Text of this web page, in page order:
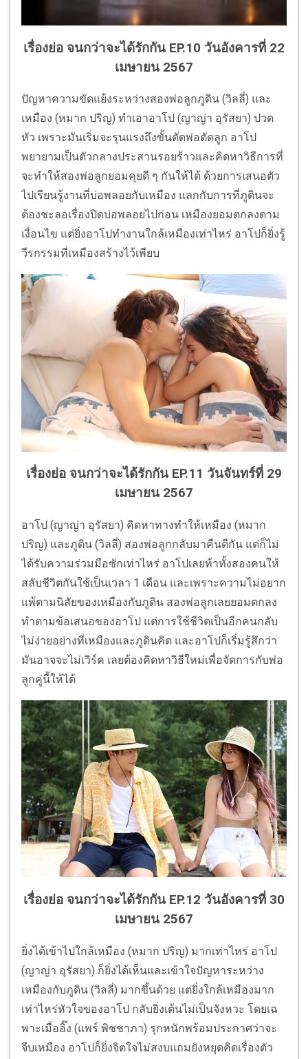
เรื่องย่อ จนกว่าจะได้รักกัน EP.10 วันอังคารที่ 22
เมษายน 2567
ปัญหาความขัดแย้งระหว่างสองพ่อลูกภูดิน (วิลลี่) และ
เหมือง (หมาก ปริญ) ทำเอาอาโป (ญาญ่า อุรัสยา) ปวด
หัว เพราะมันเริ่มจะรุนแรงถึงขั้นตัดพ่อตัดลูก อาโป
พยายามเป็นตัวกลางประสานรอยร้าวและคิดหาวิธีการที่
จะทำให้สองพ่อลูกยอมคุยดี ๆ กันให้ได้ ด้วยการเสนอตัว
ไปเรียนรู้งานที่บ่อพลอยกับเหมือง แลกกับการที่ภูดินจะ
ต้องชะลอเรื่องปิดบ่อพลอยไปก่อน เหมืองยอมตกลงตาม
เงื่อนไข แต่ยิ่งอาโปทำงานใกล้เหมืองเท่าไหร่ อาโปก็ยิ่งรู้
วีรกรรมที่เหมืองสร้างไว้เพียบ
เรื่องย่อ จนกว่าจะได้รักกัน EP.11 วันจันทร์ที่ 29
เมษายน 2567
อาโป (ญาญ่า อุรัสยา) คิดหาทางทำให้เหมือง (หมาก
ปริญ) และภูดิน (วิลลี่) สองพ่อลูกกลับมาคืนดีกัน แต่ก็ไม่
ได้รับความร่วมมือซักเท่าไหร่ อาโปเลยท้าทั้งสองคนให้
สลับชีวิตกันใช้เป็นเวลา 1 เดือน และเพราะความไม่อยาก
แพ้ตามนิสัยของเหมืองกับภูดิน สองพ่อลูกเลยยอมตกลง
ทำตามข้อเสนอของอาโป แต่การใช้ชีวิตเป็นอีกคนกลับ
ไม่ง่ายอย่างที่เหมืองและภูดินคิด และอาโปก็เริ่มรู้สึกว่า
มันอาจจะไม่เวิร์ค เลยต้องคิดหาวิธีใหม่เพื่อจัดการกับพ่อ
ลูกคู่นี้ให้ได้
เรื่องย่อ จนกว่าจะได้รักกัน EP.12 วันอังคารที่ 30
เมษายน 2567
ยิ่งได้เข้าไปใกล้เหมือง (หมาก ปริญ) มากเท่าไหร่ อาโป
(ญาญ่า อุรัสยา) ก็ยิ่งได้เห็นและเข้าใจปัญหาระหว่าง
เหมืองกับภูดิน (วิลลี่) มากขึ้นด้วย แต่ยิ่งใกล้เหมืองมาก
เท่าไหร่หัวใจของอาโป กลับยิ่งเต้นไม่เป็นจังหวะ โดยเฉ
พาะเมื่ออิ๊ง (แพร์ พิชชาภา) รุกหนักพร้อมประกาศว่าจะ
จีบเหมือง อาโปก็ยิ่งจิตใจไม่สงบแถมยังหยุดคิดเรื่องตัว